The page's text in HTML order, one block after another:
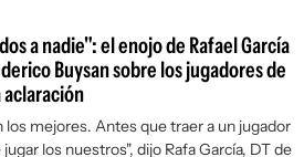
a nadie": el enojo de Rafael García
Buysan sobre los jugadores de
aclaración
los mejores. Antes que traer a un jugador
los nuestros", dijo Rafa García, DT de